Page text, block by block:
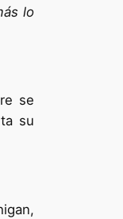
lo
se
su